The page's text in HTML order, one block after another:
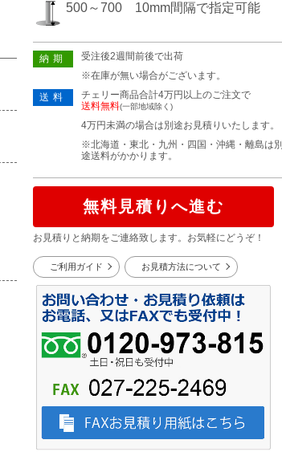
500～700 10mm間隔で指定可能
納期
受注後2週間前後で出荷
※在庫が無い場合がございます。
送料
チェリー商品合計4万円以上のご注文で
送料無料(一部地域除く)
4万円未満の場合は別途お見積りいたします。
※北海道・東北・九州・四国・沖縄・離島は別
途送料がかかります。
無料見積りへ進む
お見積りと納期をご連絡致します。お気軽にどうぞ！
ご利用ガイド お見積方法について